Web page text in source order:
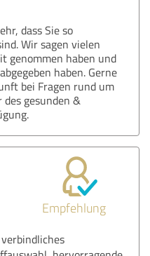
dass Sie so
Wir sagen vielen
genommen haben und
haben. Gerne
bei Fragen rund um
gesunden &
Empfehlung